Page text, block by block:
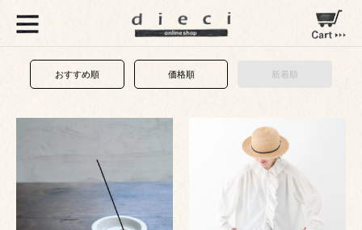
おすすめ順 価格順 新着順